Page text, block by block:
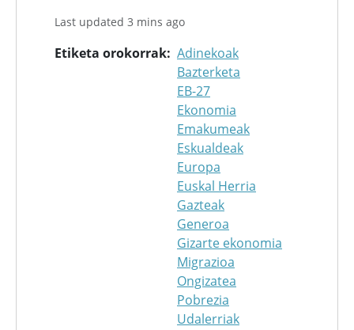
Last updated 3 mins ago
Etiketa orokorrak Adinekoak
Bazterketa
EB-27
Ekonomia
Emakumeak
Eskualdeak
Europa
Euskal Herria
Gazteak
Generoa
Gizarte ekonomia
Migrazioa
Ongizatea
Pobrezia
Udalerriak